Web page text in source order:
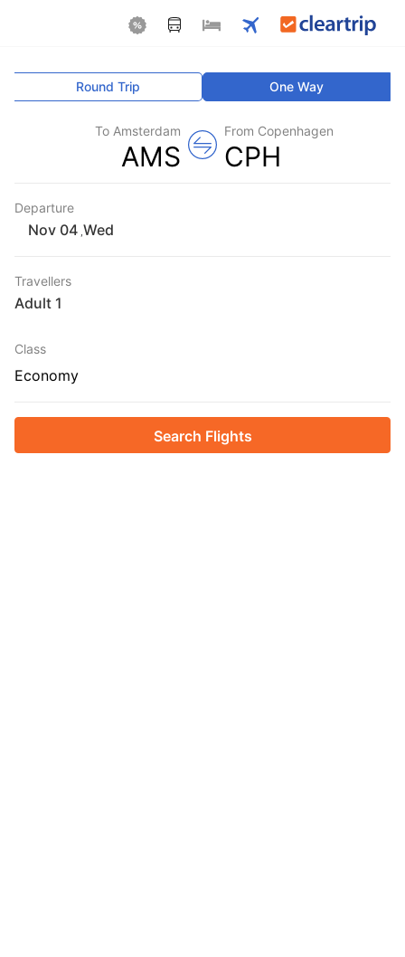
One Way
Round Trip
From Copenhagen
CPH
To Amsterdam
AMS
Departure
Wed
Travellers
1 Adult
Class
Economy